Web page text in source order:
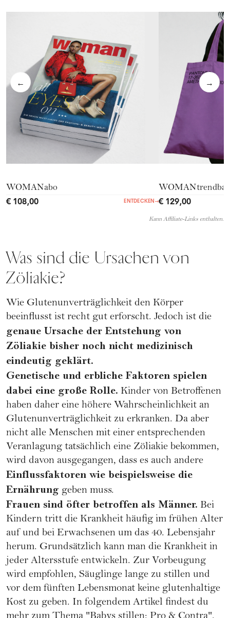
← →
WOMANabo
€ 108,00 ENTDECKEN →€ 129,00
Kann Affiliate-Links enthalten.
Was sind die Ursachen von
Zöliakie?
Wie Glutenunverträglichkeit den Körper
beeinflusst ist recht gut erforscht. Jedoch ist die
genaue Ursache der Entstehung von
Zöliakie bisher noch nicht medizinisch
eindeutig geklärt.
Genetische und erbliche Faktoren spielen
dabei eine große Rolle. Kinder von Betroffenen
haben daher eine höhere Wahrscheinlichkeit an
Glutenunverträglichkeit zu erkranken. Da aber
nicht alle Menschen mit einer entsprechenden
Veranlagung tatsächlich eine Zöliakie bekommen,
wird davon ausgegangen, dass es auch andere
Einflussfaktoren wie beispielsweise die
Ernährung geben muss.
Frauen sind öfter betroffen als Männer. Bei
Kindern tritt die Krankheit häufig im frühen Alter
auf und bei Erwachsenen um das 40. Lebensjahr
herum. Grundsätzlich kann man die Krankheit in
jeder Altersstufe entwickeln. Zur Vorbeugung
wird empfohlen, Säuglinge lange zu stillen und
vor dem fünften Lebensmonat keine glutenhaltige
Kost zu geben. In folgendem Artikel findest du